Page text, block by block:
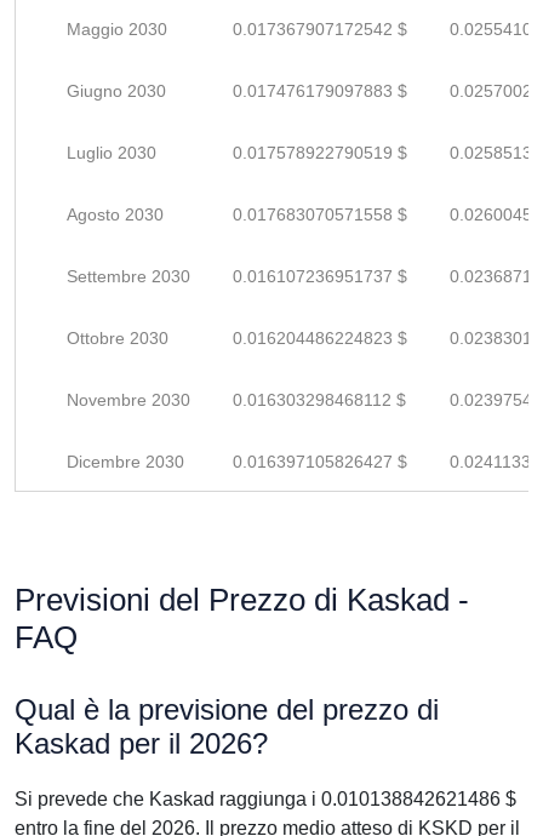
Maggio 2030 0.017367907172542 $
Giugno 2030 0.017476179097883 $
Luglio 2030 0.017578922790519 $
Agosto 2030 0.017683070571558 $
Settembre 2030 0.016107236951737 $
Ottobre 2030 0.016204486224823 $
Novembre 2030 0.016303298468112 $
Dicembre 2030 0.016397105826427 $
Previsioni del Prezzo di Kaskad -
FAQ
Qual è la previsione del prezzo di
Kaskad per il 2026?
Si prevede che Kaskad raggiunga i 0.010138842621486 $
entro la fine del 2026. Il prezzo medio atteso di KSKD per il